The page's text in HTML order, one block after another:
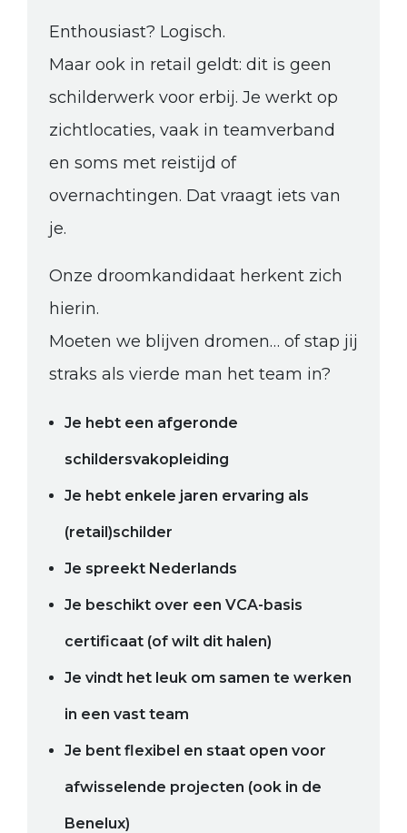
Enthousiast? Logisch.
Maar ook in retail geldt: dit is geen
schilderwerk voor erbij. Je werkt op
zichtlocaties, vaak in teamverband
en soms met reistijd of
overnachtingen. Dat vraagt iets van
je.
Onze droomkandidaat herkent zich
hierin.
Moeten we blijven dromen… of stap jij
straks als vierde man het team in?
Je hebt een afgeronde
schildersvakopleiding
Je hebt enkele jaren ervaring als
(retail)schilder
Je spreekt Nederlands
Je beschikt over een VCA-basis
certificaat (of wilt dit halen)
Je vindt het leuk om samen te werken
in een vast team
Je bent flexibel en staat open voor
afwisselende projecten (ook in de
Benelux)